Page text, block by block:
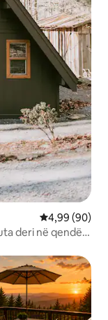
Vlerësimi
4,99 (90)
deri në qendër